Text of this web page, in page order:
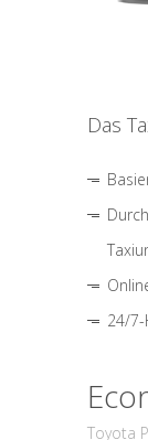
Das
24/
Toyota